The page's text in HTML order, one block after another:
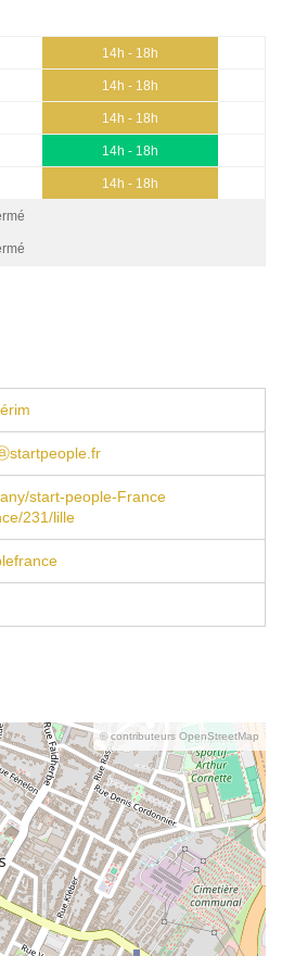
14h - 18h
14h - 18h
14h - 18h
14h - 18h
14h - 18h
start-people-France
231/lille
© contributeurs OpenStreetMap